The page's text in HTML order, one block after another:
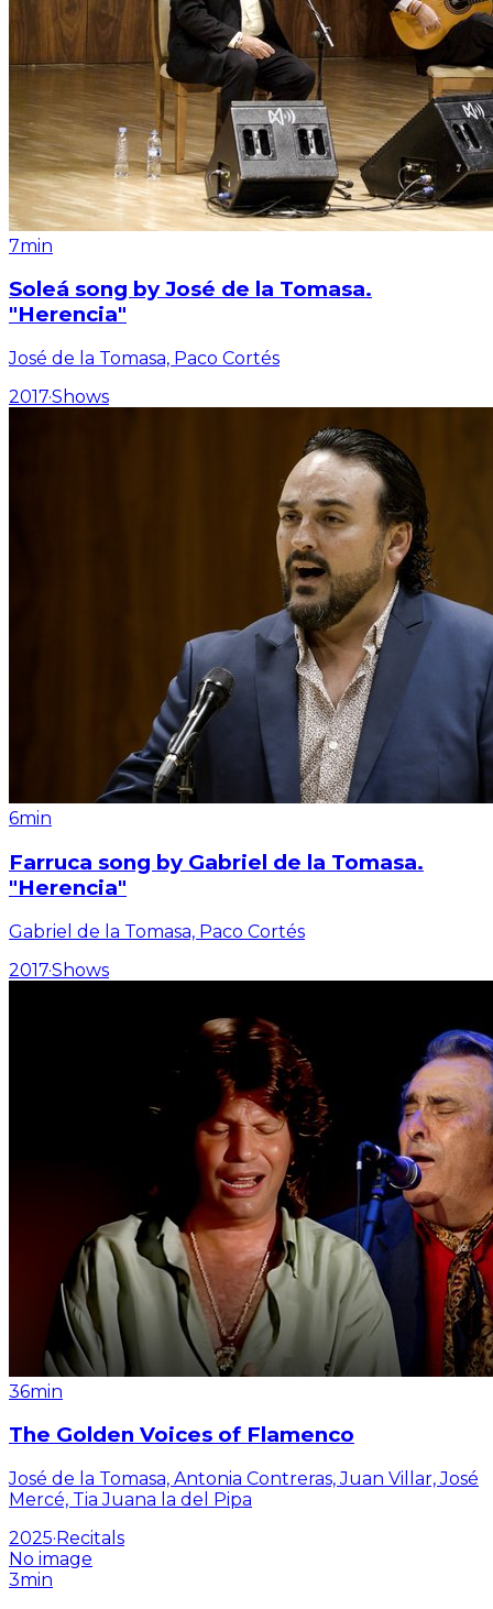
7min
Soleá song by José de la Tomasa.
"Herencia"
José de la Tomasa, Paco Cortés
2017·Shows
6min
Farruca song by Gabriel de la Tomasa.
"Herencia"
Gabriel de la Tomasa, Paco Cortés
2017·Shows
36min
The Golden Voices of Flamenco
José de la Tomasa, Antonia Contreras, Juan Villar, José
Mercé, Tia Juana la del Pipa
2025·Recitals
No image
3min